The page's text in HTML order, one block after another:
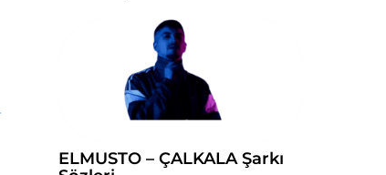
ELMUSTO – ÇALKALA Şarkı